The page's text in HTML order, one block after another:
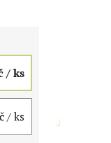
/ ks
/ ks